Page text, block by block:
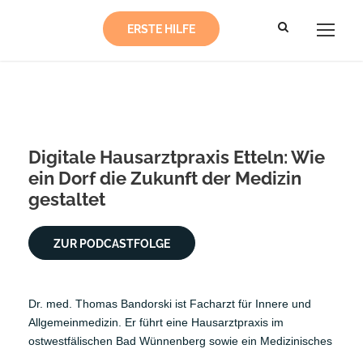
ERSTE HILFE
Digitale Hausarztpraxis Etteln: Wie
ein Dorf die Zukunft der Medizin
gestaltet
ZUR PODCASTFOLGE
Dr. med. Thomas Bandorski ist Facharzt für Innere und
Allgemeinmedizin. Er führt eine Hausarztpraxis im
ostwestfälischen Bad Wünnenberg sowie ein Medizinisches